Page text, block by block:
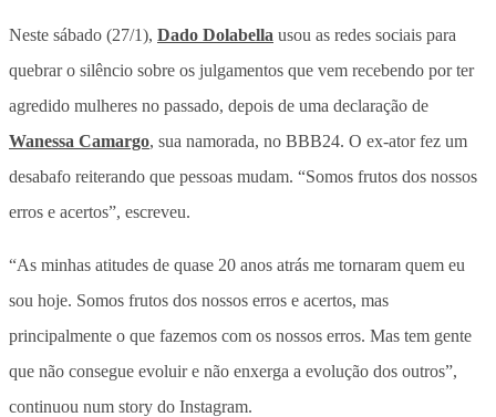
Neste sábado (27/1), Dado Dolabella usou as redes sociais para
quebrar o silêncio sobre os julgamentos que vem recebendo por ter
agredido mulheres no passado, depois de uma declaração de
Wanessa Camargo, sua namorada, no BBB24. O ex-ator fez um
desabafo reiterando que pessoas mudam. “Somos frutos dos nossos
erros e acertos”, escreveu.
“As minhas atitudes de quase 20 anos atrás me tornaram quem eu
sou hoje. Somos frutos dos nossos erros e acertos, mas
principalmente o que fazemos com os nossos erros. Mas tem gente
que não consegue evoluir e não enxerga a evolução dos outros”,
continuou num story do Instagram.